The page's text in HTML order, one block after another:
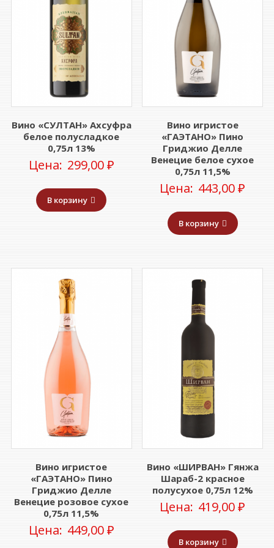
Вино «СУЛТАН» Ахсуфра
белое полусладкое
0,75л 13%
Цена: 299,00₽
В корзину
Вино игристое
«ГАЭТАНО» Пино
Гриджио Делле
Венецие белое сухое
0,75л 11,5%
Цена: 443,00₽
В корзину
Вино игристое
«ГАЭТАНО» Пино
Гриджио Делле
Венецие розовое сухое
0,75л 11,5%
Цена: 449,00₽
Вино «ШИРВАН» Гянжа
Шараб-2 красное
полусухое 0,75л 12%
Цена: 419,00₽
В корзину